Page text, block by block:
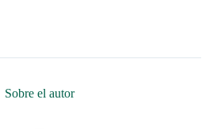
Sobre el autor